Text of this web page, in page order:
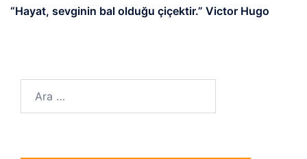
“Hayat, sevginin bal olduğu çiçektir.” Victor Hugo